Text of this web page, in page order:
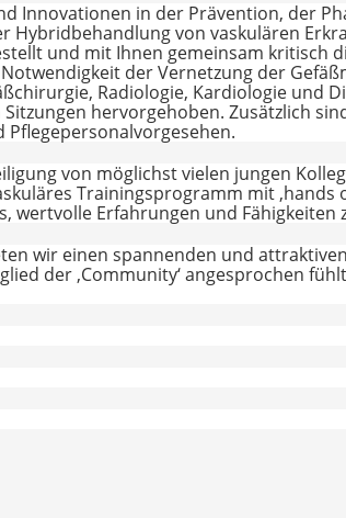
Innovationen in der Prävention, der
Hybridbehandlung von vaskulären
und mit Ihnen gemeinsam kritisch
der Vernetzung der
Radiologie, Kardiologie und
hervorgehoben. Zusätzlich
Pflegepersonalvorgesehen.
von möglichst vielen jungen
Trainingsprogramm mit ‚hands
wertvolle Erfahrungen und Fähigkeiten
wir einen spannenden und
der ‚Community‘ angesprochen